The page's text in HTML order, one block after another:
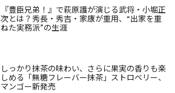
『豊臣兄弟！』で萩原護が演じる武将・小堀正
次とは？秀長・秀吉・家康が重用、“出家を重
ねた実務派”の生涯
しっかり抹茶の味わい、さらに果実の香りも楽
しめる「無糖フレーバー抹茶」ストロベリー、
マンゴー新発売